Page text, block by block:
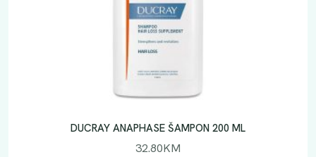
DUCRAY ANAPHASE ŠAMPON 200 ML
32.80KM